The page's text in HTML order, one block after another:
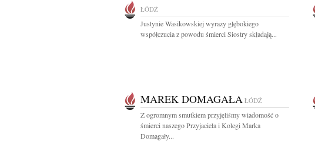
ŁÓDŹ
Justynie Wasikowskiej wyrazy głębokiego
współczucia z powodu śmierci Siostry składają...
MAREK DOMAGAŁA ŁÓDŹ
Z ogromnym smutkiem przyjęliśmy wiadomość o
śmierci naszego Przyjaciela i Kolegi Marka
Domagały...